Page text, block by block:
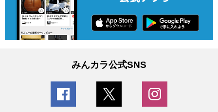
みんカラ公式SNS